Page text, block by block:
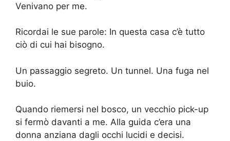
Venivano per me.
Ricordai le sue parole: In questa casa c’è tutto
ciò di cui hai bisogno.
Un passaggio segreto. Un tunnel. Una fuga nel
buio.
Quando riemersi nel bosco, un vecchio pick-up
si fermò davanti a me. Alla guida c’era una
donna anziana dagli occhi lucidi e decisi.